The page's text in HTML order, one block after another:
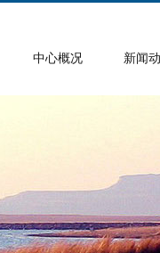
中心概况 新闻